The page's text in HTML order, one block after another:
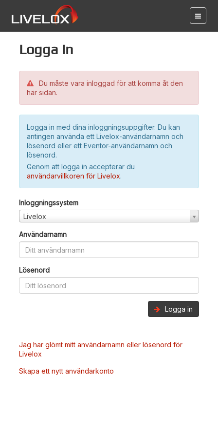
Logga in
Du måste vara inloggad för att komma åt den
här sidan.
Logga in med dina inloggningsuppgifter. Du kan
antingen använda ett Livelox-användarnamn och
lösenord eller ett Eventor-användarnamn och
lösenord.
Genom att logga in accepterar du
användarvillkoren för Livelox.
Inloggningssystem
Livelox
Användarnamn
Lösenord
Logga in
Jag har glömt mitt användarnamn eller lösenord för
Livelox
Skapa ett nytt användarkonto